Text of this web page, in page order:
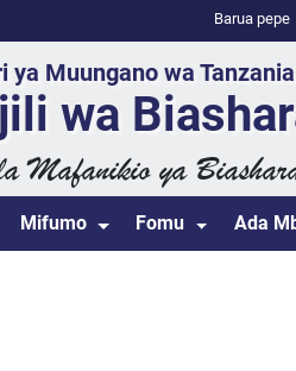
Barua pepe
ya Muungano wa Tanzania
wa
Mafanikio ya
Mifumo Fomu Ada